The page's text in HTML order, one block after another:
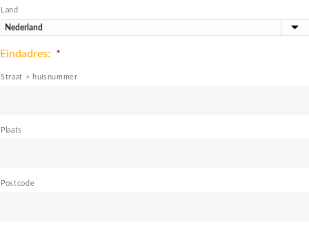
Land
Eindadres: *
Straat + huisnummer
Plaats
Postcode